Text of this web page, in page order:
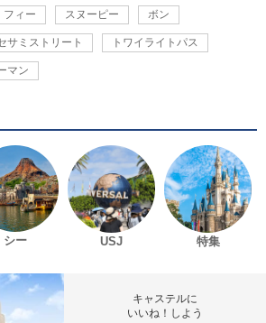
フィー スヌーピー ボン
サミストリート トワイライトパス
マン
シー USJ 特集
キャステルに
いいね！しよう